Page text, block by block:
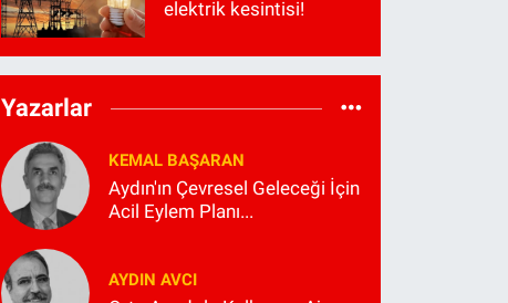
elektrik kesintisi!
Yazarlar
KEMAL BAŞARAN
Aydın'ın Çevresel Geleceği İçin
Acil Eylem Planı...
AYDIN AVCI